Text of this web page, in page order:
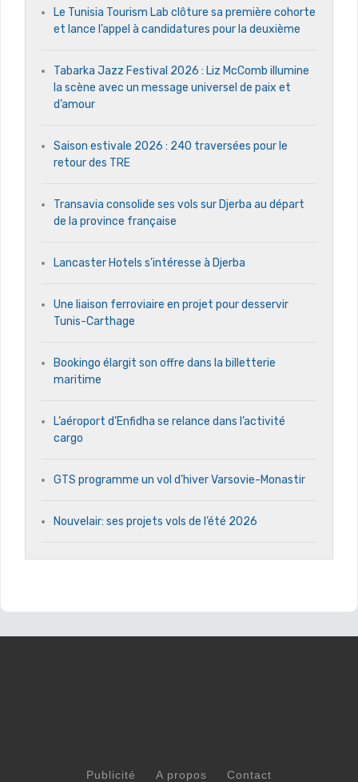
Le Tunisia Tourism Lab clôture sa première cohorte
et lance l’appel à candidatures pour la deuxième
Tabarka Jazz Festival 2026 : Liz McComb illumine
la scène avec un message universel de paix et
d’amour
Saison estivale 2026 : 240 traversées pour le
retour des TRE
Transavia consolide ses vols sur Djerba au départ
de la province française
Lancaster Hotels s’intéresse à Djerba
Une liaison ferroviaire en projet pour desservir
Tunis-Carthage
Bookingo élargit son offre dans la billetterie
maritime
L’aéroport d’Enfidha se relance dans l’activité
cargo
GTS programme un vol d’hiver Varsovie-Monastir
Nouvelair: ses projets vols de l’été 2026
Publicité A propos Contact